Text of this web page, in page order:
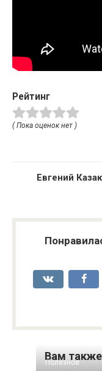
Рейтинг
( Пока оценок нет )
Евгений
Вам
Полезное